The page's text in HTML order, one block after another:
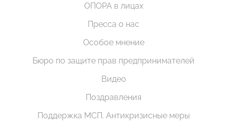
ОПОРА в лицах
Пресса о нас
Особое мнение
Бюро по защите прав предпринимателей
Видео
Поздравления
Поддержка МСП. Антикризисные меры